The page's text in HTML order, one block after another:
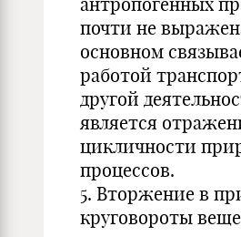
почти не
основном
работой
другой
является
цикличности
процессов.
5. Вторжение в
круговороты